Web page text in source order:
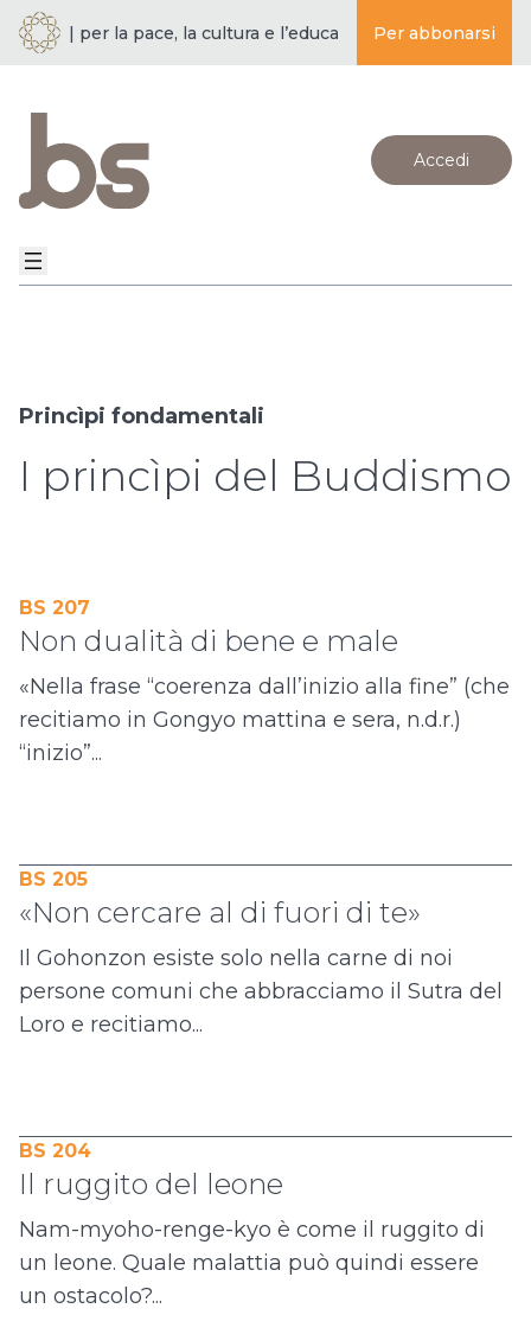
| per la pace, la cultura e l’educazione ·BUDDISMO E
Per abbonarsi
Accedi
Princìpi fondamentali
I princìpi del Buddismo
BS 207
Non dualità di bene e male
«Nella frase “coerenza dall’inizio alla fine” (che
recitiamo in Gongyo mattina e sera, n.d.r.)
“inizio”...
BS 205
«Non cercare al di fuori di te»
Il Gohonzon esiste solo nella carne di noi
persone comuni che abbracciamo il Sutra del
Loro e recitiamo...
BS 204
Il ruggito del leone
Nam-myoho-renge-kyo è come il ruggito di
un leone. Quale malattia può quindi essere
un ostacolo?...